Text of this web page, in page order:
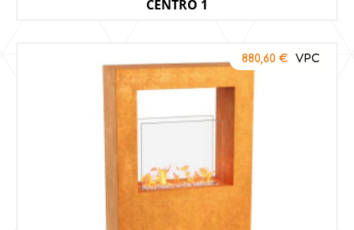
CENTRO 1
880,60 €